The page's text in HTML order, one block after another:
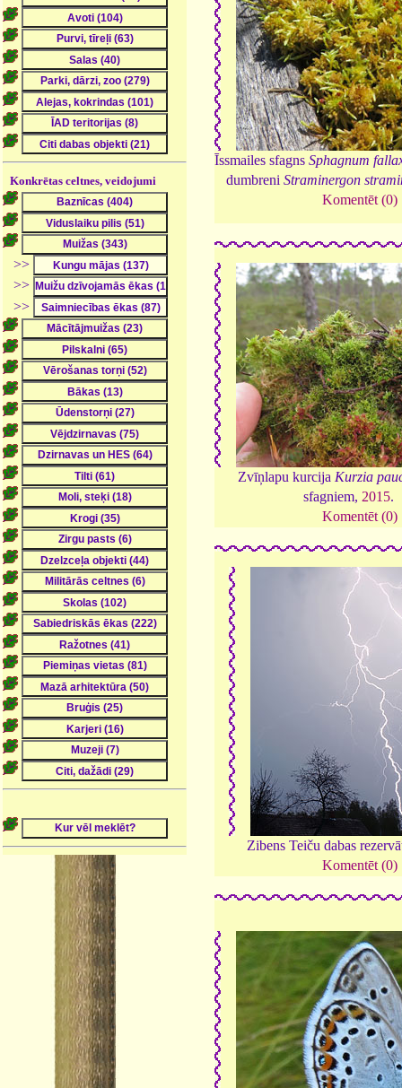
Konkrētas celtnes, veidojumi
>>
>>
>>
Īssmailes sfagns Sphagnum
dumbreniStraminergon
Komentēt (0)
Zvīņlapu kurcija Kurzia
sfagniem, 2015.
Komentēt (0)
Zibens Teiču dabas
Komentēt (0)